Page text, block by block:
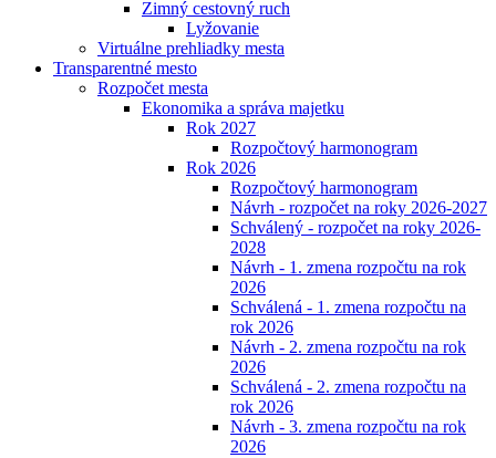
Zimný cestovný ruch
Lyžovanie
Virtuálne prehliadky mesta
Transparentné mesto
Rozpočet mesta
Ekonomika a správa majetku
Rok 2027
Rozpočtový harmonogram
Rok 2026
Rozpočtový harmonogram
Návrh - rozpočet na roky 2026-2027
Schválený - rozpočet na roky 2026-
2028
Návrh - 1. zmena rozpočtu na rok
2026
Schválená - 1. zmena rozpočtu na
rok 2026
Návrh - 2. zmena rozpočtu na rok
2026
Schválená - 2. zmena rozpočtu na
rok 2026
Návrh - 3. zmena rozpočtu na rok
2026